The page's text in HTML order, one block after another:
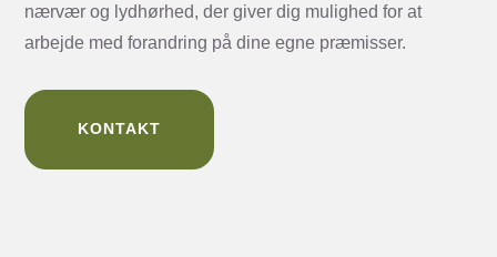
nærvær og lydhørhed, der giver dig mulighed for at
arbejde med forandring på dine egne præmisser.
KONTAKT